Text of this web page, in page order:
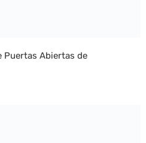
Puertas Abiertas de